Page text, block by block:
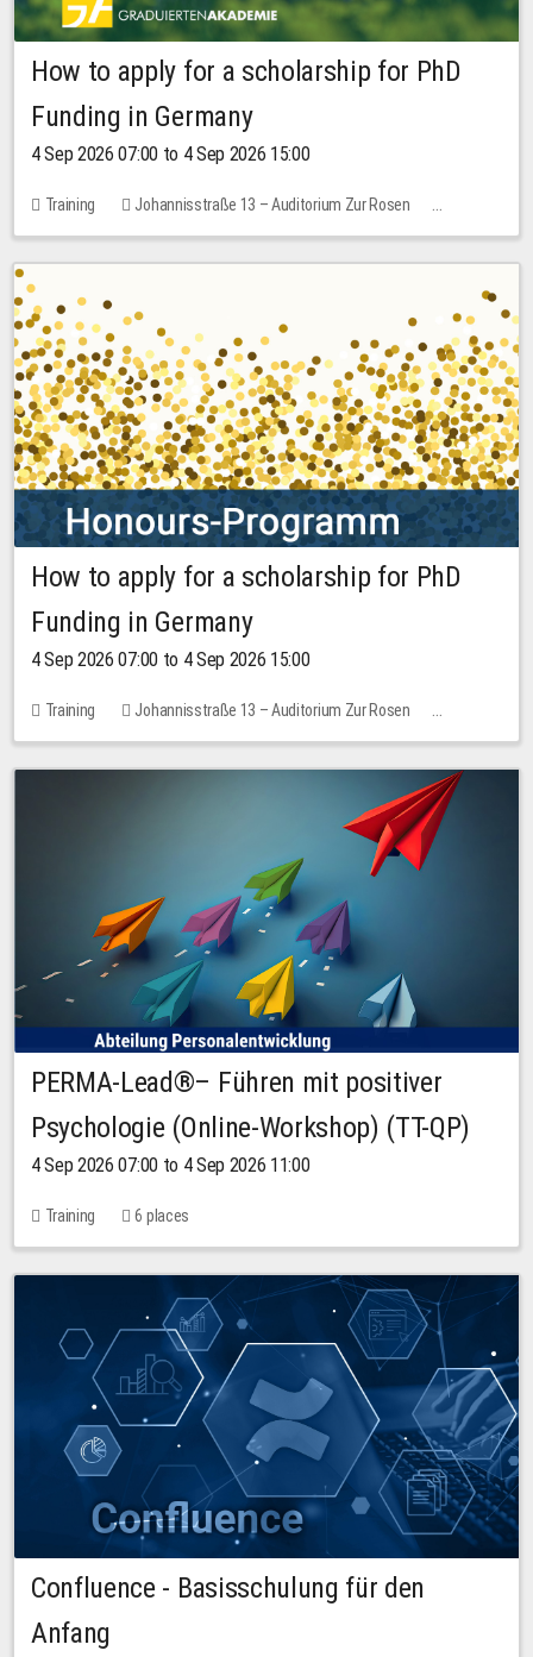
How to apply for a scholarship for PhD
Funding in Germany
4 Sep 2026 07:00 to 4 Sep 2026 15:00
Training
Johannisstraße 13 – Auditorium Zur Rosen
7 places
10.00 EUR
How to apply for a scholarship for PhD
Funding in Germany
4 Sep 2026 07:00 to 4 Sep 2026 15:00
Training
Johannisstraße 13 – Auditorium Zur Rosen
No free places
PERMA-Lead®– Führen mit positiver
Psychologie (Online-Workshop) (TT-QP)
4 Sep 2026 07:00 to 4 Sep 2026 11:00
Training 6 places
Confluence - Basisschulung für den
Anfang